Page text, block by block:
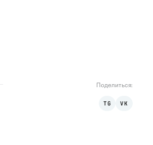
Поделиться:
TG VK